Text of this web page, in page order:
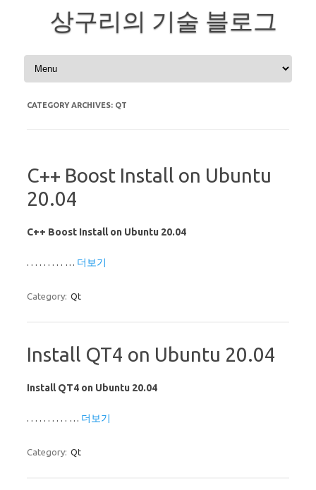
상구리의 기술 블로그
Skip to content
CATEGORY ARCHIVES: QT
C++ Boost Install on Ubuntu
20.04
C++ Boost Install on Ubuntu 20.04
. . . . . . . . . … 더보기
Category: Qt
Install QT4 on Ubuntu 20.04
Install QT4 on Ubuntu 20.04
. . . . . . . . . . … 더보기
Category: Qt